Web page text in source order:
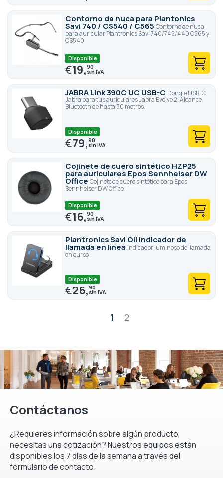
Contorno de nuca para Plantonics
Savi 740 / CS540 / C565 Contorno de nuca
para auricular Plantronics Savi 740/745/440 C565 y
CS540
Disponible
€19,90
JABRA Link 390C UC USB-C Dongle USB-C
Jabra para tus auriculares Jabra Evolve 2. Alcance
Bluetooth de hasta 30 metros.
Disponible
€79,90
Cojinete de cuero sintético HZP25
para auriculares Epos Sennheiser DW
Office Cojinete de cuero sintético para Epos
Sennheiser DW Office
Disponible
€16,90
Plantronics Savi Oli Indicador de
llamada en línea Indicador luminoso de llamada
en curso
Disponible
€26,90
Página1 2
Contáctanos
¿Requieres información sobre algún producto,
necesitas una cotización? Nuestros equipos están
disponibles los 7 días de la semana a través del
formulario de contacto.